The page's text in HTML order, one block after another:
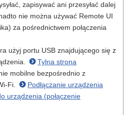
zapisywać ani przesyłać dalej
nie można używać Remote UI
za pośrednictwem połączenia
użyj portu USB znajdującego się z
Tylna strona
mobilne bezpośrednio z
Fi.
Podłączanie urządzenia
urządzenia (połączenie